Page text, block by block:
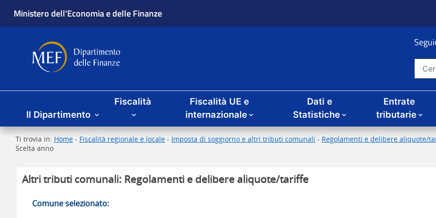
Ministero dell'Economia e delle Finanze
Dipartimento delle Finanze Cerca nel
Menu principale
Il Dipartimento
Fiscalità
Fiscalità UE e
internazionale
Dati e
Statistiche
Entrate
tributarie
Ti trovia in: Home - Fiscalità regionale e locale - Imposta di soggiorno e altri tributi comunali - Regolamenti e delibere aliquote/
Scelta anno
Altri tributi comunali: Regolamenti e delibere aliquote/tariffe
Comune selezionato: